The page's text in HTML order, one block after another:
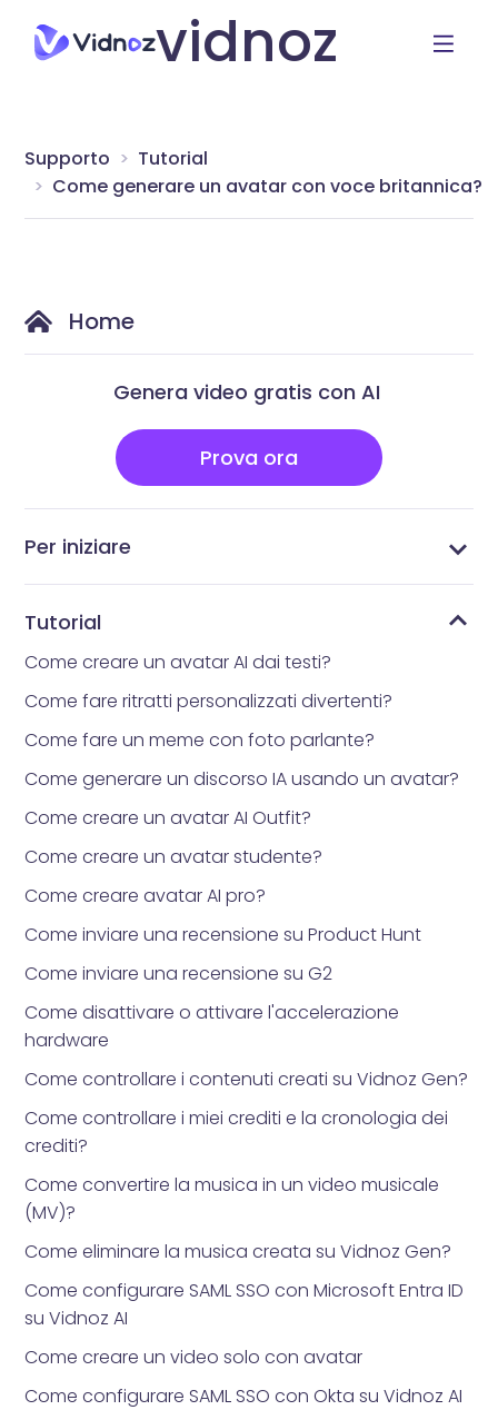
vidnoz
Supporto
Tutorial
Come generare un avatar con voce britannica?
Home
Genera video gratis con AI
Prova ora
Per iniziare
Tutorial
Come creare un avatar AI dai testi?
Come fare ritratti personalizzati divertenti?
Come fare un meme con foto parlante?
Come generare un discorso IA usando un avatar?
Come creare un avatar AI Outfit?
Come creare un avatar studente?
Come creare avatar AI pro?
Come inviare una recensione su Product Hunt
Come inviare una recensione su G2
Come disattivare o attivare l'accelerazione
hardware
Come controllare i contenuti creati su Vidnoz Gen?
Come controllare i miei crediti e la cronologia dei
crediti?
Come convertire la musica in un video musicale
(MV)?
Come eliminare la musica creata su Vidnoz Gen?
Come configurare SAML SSO con Microsoft Entra ID
su Vidnoz AI
Come creare un video solo con avatar
Come configurare SAML SSO con Okta su Vidnoz AI